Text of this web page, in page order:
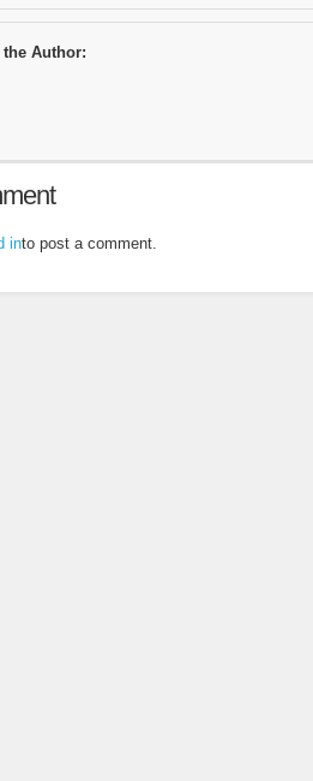
Author:
into post a comment.